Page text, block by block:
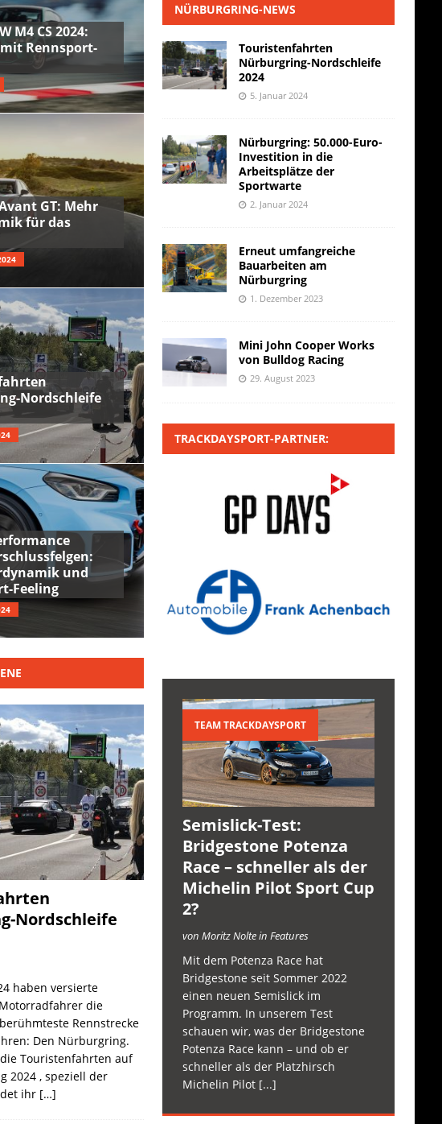
M4 CS 2024:
Rennsport-
GT: Mehr
für das
Nordschleife
und
Feeling
Nordschleife
haben versierte
die
Rennstrecke
Den Nürburgring.
Touristenfahrten auf
2024 , speziell der
ihr […]
NÜRBURGRING-NEWS
Touristenfahrten
Nürburgring-Nordschleife
2024
5. Januar 2024
Nürburgring: 50.000-Euro-
Investition in die
Arbeitsplätze der
Sportwarte
2. Januar 2024
Erneut umfangreiche
Bauarbeiten am
Nürburgring
1. Dezember 2023
Mini John Cooper Works
von Bulldog Racing
29. August 2023
TRACKDAYSPORT-PARTNER:
TEAM TRACKDAYSPORT
Semislick-Test:
Bridgestone Potenza
Race – schneller als der
Michelin Pilot Sport Cup
2?
von Moritz Nolte in Features
Mit dem Potenza Race hat
Bridgestone seit Sommer 2022
einen neuen Semislick im
Programm. In unserem Test
schauen wir, was der Bridgestone
Potenza Race kann – und ob er
schneller als der Platzhirsch
Michelin Pilot [...]